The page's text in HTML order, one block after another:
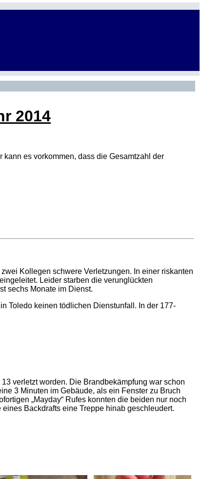
2014
es vorkommen, dass die Gesamtzahl der
Kollegen schwere Verletzungen. In einer riskanten
Leider starben die verunglückten
sechs Monate im Dienst.
Toledo keinen tödlichen Dienstunfall. In der 177-
verletzt worden. Die Brandbekämpfung war schon
3 Minuten im Gebäude, als ein Fenster zu Bruch
„Mayday“ Rufes konnten die beiden nur noch
Backdrafts eine Treppe hinab geschleudert.